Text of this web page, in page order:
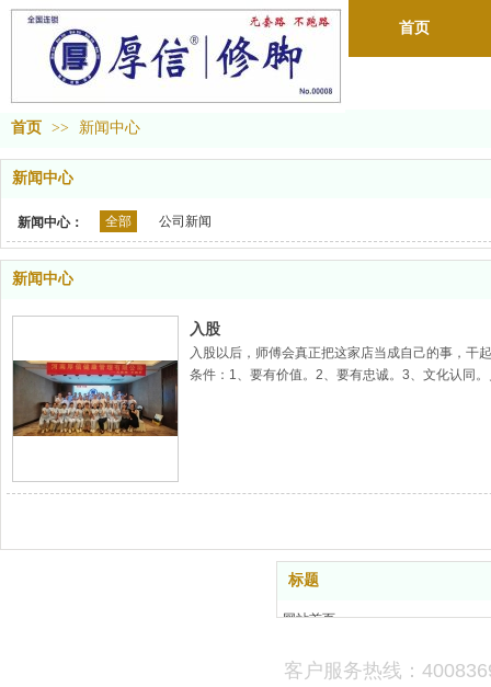
首页
首页 >> 新闻中心
新闻中心
新闻中心： 全部 公司新闻
新闻中心
入股
入股以后，师傅会真正把这家店当成自己的事，干
条件：1、要有价值。2、要有忠诚。3、文化认同
标题
网站首页
加盟合作
客户服务热线：